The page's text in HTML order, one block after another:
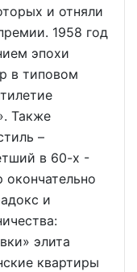
и отняли
1958 год
эпохи
в типовом
Также
–
в 60-х -
и
элита
квартиры